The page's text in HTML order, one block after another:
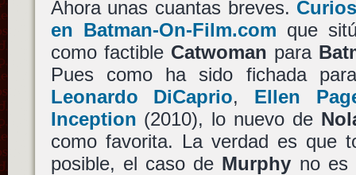
Ahora unas cuantas breves.
en Batman-On-Film.com que
como factible Catwoman para
Pues como ha sido fichada
Leonardo DiCaprio, Ellen
Inception (2010), lo nuevo de
como favorita. La verdad es que
posible, el caso de Murphy no es